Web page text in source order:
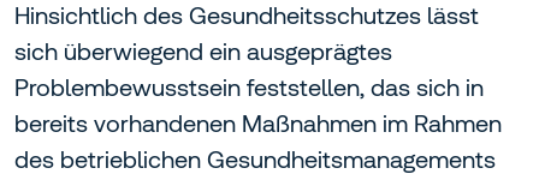
Hinsichtlich des Gesundheitsschutzes lässt
sich überwiegend ein ausgeprägtes
Problembewusstsein feststellen, das sich in
bereits vorhandenen Maßnahmen im Rahmen
des betrieblichen Gesundheitsmanagements